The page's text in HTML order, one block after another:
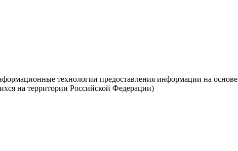
технологии предоставления информации на основе
на территории Российской Федерации)